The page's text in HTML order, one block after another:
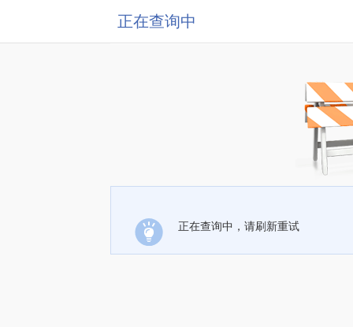
正在查询中
正在查询中，请刷新重试